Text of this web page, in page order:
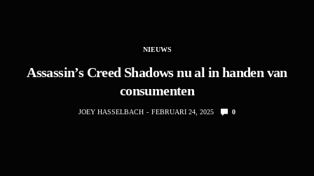
NIEUWS
Assassin’s Creed Shadows nu al in handen van
consumenten
JOEY HASSELBACH FEBRUARI 24, 2025 0